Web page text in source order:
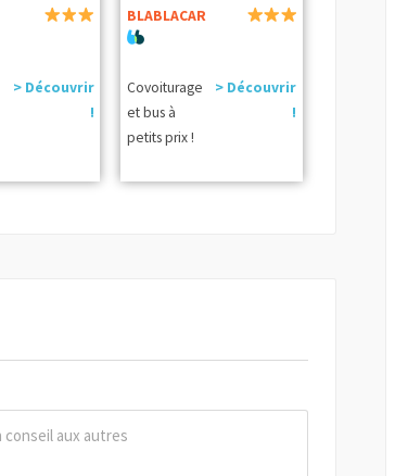
> Découvrir
!
BLABLACAR
Covoiturage
et bus à
petits prix !
> Découvrir
!